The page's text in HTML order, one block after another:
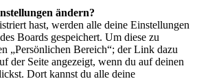
ändern?
hast, werden alle deine Einstellungen
Boards gespeichert. Um diese zu
„Persönlichen Bereich“; der Link dazu
der Seite angezeigt, wenn du auf deinen
Dort kannst du alle deine